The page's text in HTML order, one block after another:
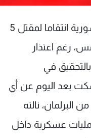
أعادت تركيا أمس قصف مواقع سورية انتقاما لمقتل 5
رغم اعتذار
في
بعد اليوم عن أي
نالته
عسكرية داخل